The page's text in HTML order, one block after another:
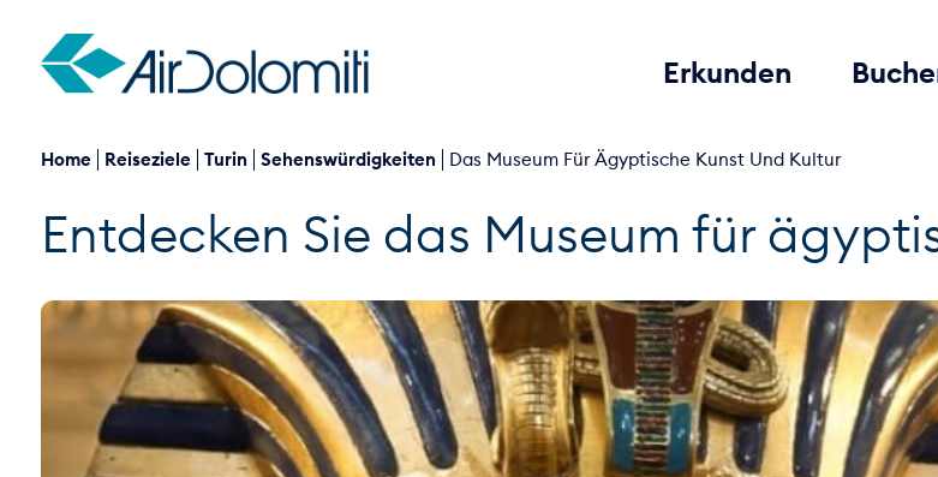
Erkunden
Home Reiseziele Turin Sehenswürdigkeiten Das Museum Für Ägyptische Kunst Und Kultur
Entdecken Sie das Museum für